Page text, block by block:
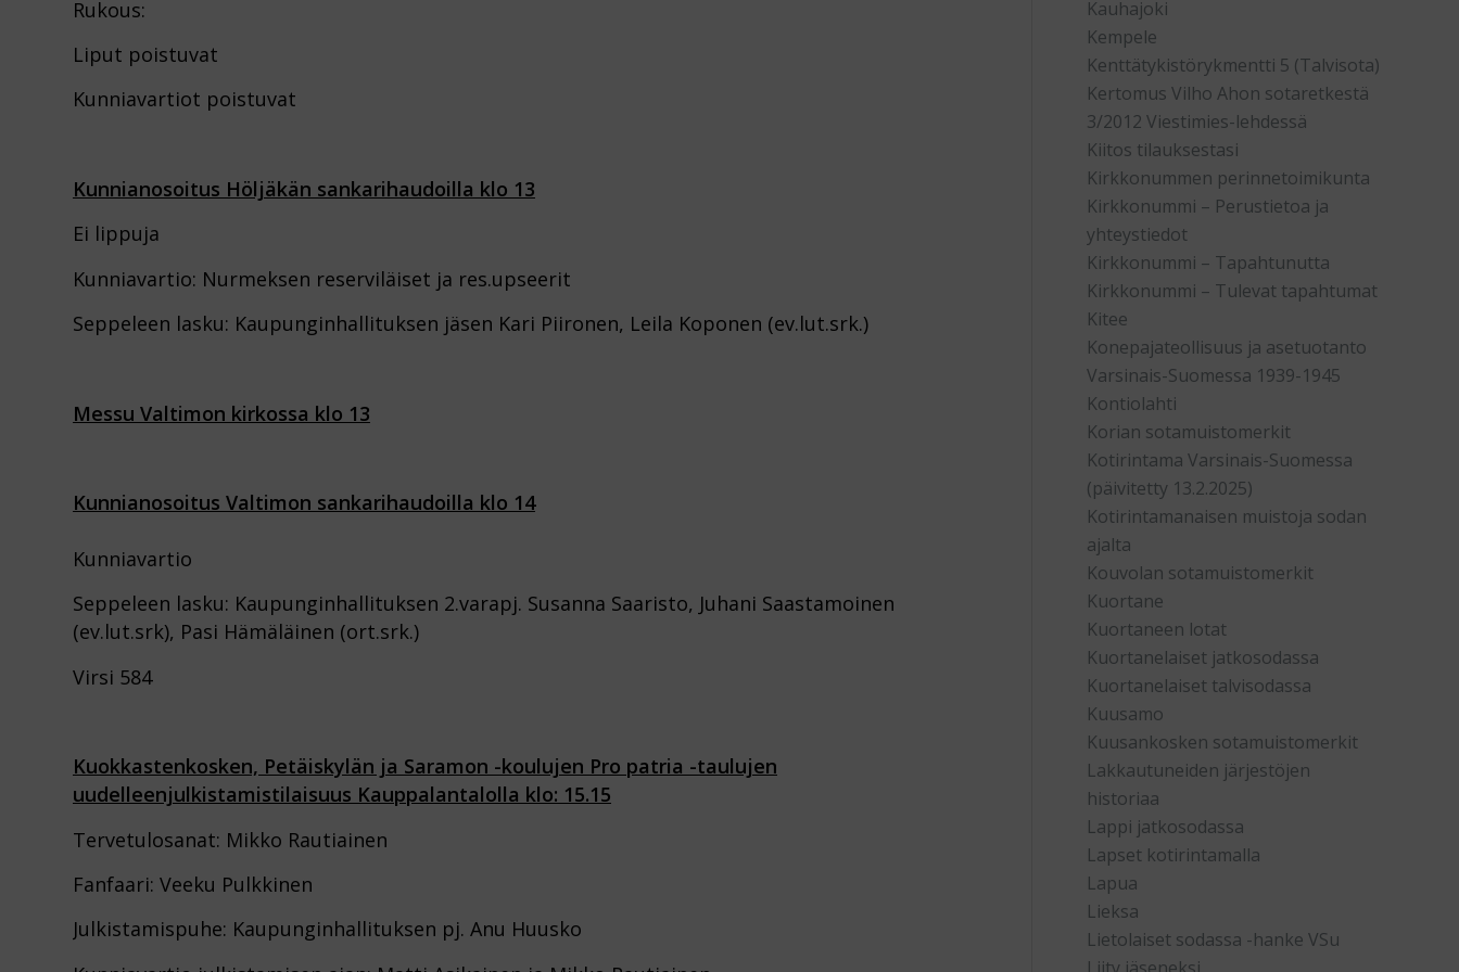
Rukous:
Liput poistuvat
Kunniavartiot poistuvat
Kunnianosoitus Höljäkän sankarihaudoilla klo 13
Ei lippuja
Kunniavartio: Nurmeksen reserviläiset ja res.upseerit
Seppeleen lasku: Kaupunginhallituksen jäsen Kari Piironen, Leila Koponen (ev.lut.srk.)
Messu Valtimon kirkossa klo 13
Kunnianosoitus Valtimon sankarihaudoilla klo 14
Kunniavartio
Seppeleen lasku: Kaupunginhallituksen 2.varapj. Susanna Saaristo, Juhani Saastamoinen
(ev.lut.srk), Pasi Hämäläinen (ort.srk.)
Virsi 584
Kuokkastenkosken, Petäiskylän ja Saramon -koulujen Pro patria -taulujen
uudelleenjulkistamistilaisuus Kauppalantalolla klo: 15.15
Tervetulosanat: Mikko Rautiainen
Fanfaari: Veeku Pulkkinen
Julkistamispuhe: Kaupunginhallituksen pj. Anu Huusko
Kauhajoki
Kempele
Kenttätykistörykmentti 5 (Talvisota)
Kertomus Vilho Ahon sotaretkestä
3/2012 Viestimies-lehdessä
Kiitos tilauksestasi
Kirkkonummen perinnetoimikunta
Kirkkonummi – Perustietoa ja
yhteystiedot
Kirkkonummi – Tapahtunutta
Kirkkonummi – Tulevat tapahtumat
Kitee
Konepajateollisuus ja asetuotanto
Varsinais-Suomessa 1939-1945
Kontiolahti
Korian sotamuistomerkit
Kotirintama Varsinais-Suomessa
(päivitetty 13.2.2025)
Kotirintamanaisen muistoja sodan
ajalta
Kouvolan sotamuistomerkit
Kuortane
Kuortaneen lotat
Kuortanelaiset jatkosodassa
Kuortanelaiset talvisodassa
Kuusamo
Kuusankosken sotamuistomerkit
Lakkautuneiden järjestöjen
historiaa
Lappi jatkosodassa
Lapset kotirintamalla
Lapua
Lieksa
Lietolaiset sodassa -hanke VSu